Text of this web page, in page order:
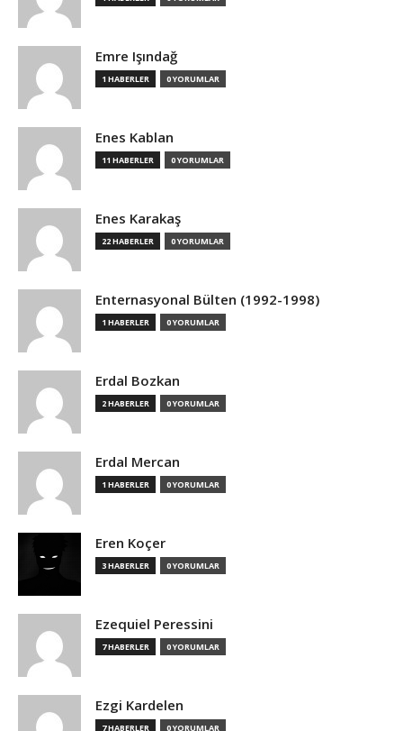
Emre Işındağ
1 HABERLER 0 YORUMLAR
Enes Kablan
11 HABERLER 0 YORUMLAR
Enes Karakaş
22 HABERLER 0 YORUMLAR
Enternasyonal Bülten (1992-1998)
1 HABERLER 0 YORUMLAR
Erdal Bozkan
2 HABERLER 0 YORUMLAR
Erdal Mercan
1 HABERLER 0 YORUMLAR
Eren Koçer
3 HABERLER 0 YORUMLAR
Ezequiel Peressini
7 HABERLER 0 YORUMLAR
Ezgi Kardelen
7 HABERLER 0 YORUMLAR